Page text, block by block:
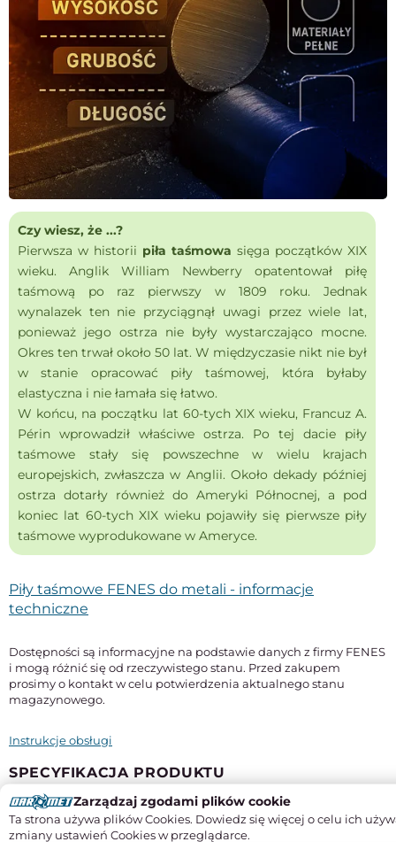
Czy wiesz, że ...?
Pierwsza w historii piła taśmowa sięga początków XIX
wieku. Anglik William Newberry opatentował piłę
taśmową po raz pierwszy w 1809 roku. Jednak
wynalazek ten nie przyciągnął uwagi przez wiele lat,
ponieważ jego ostrza nie były wystarczająco mocne.
Okres ten trwał około 50 lat. W międzyczasie nikt nie był
w stanie opracować piły taśmowej, która byłaby
elastyczna i nie łamała się łatwo.
W końcu, na początku lat 60-tych XIX wieku, Francuz A.
Périn wprowadził właściwe ostrza. Po tej dacie piły
taśmowe stały się powszechne w wielu krajach
europejskich, zwłaszcza w Anglii. Około dekady później
ostrza dotarły również do Ameryki Północnej, a pod
koniec lat 60-tych XIX wieku pojawiły się pierwsze piły
taśmowe wyprodukowane w Ameryce.
Piły taśmowe FENES do metali - informacje
techniczne
Dostępności są informacyjne na podstawie danych z firmy FENES
i mogą różnić się od rzeczywistego stanu. Przed zakupem
prosimy o kontakt w celu potwierdzenia aktualnego stanu
magazynowego.
Instrukcje obsługi
SPECYFIKACJA PRODUKTU
Długość
2710 mm
Zarządzaj zgodami plików cookie
Ta strona używa plików Cookies. Dowiedz się więcej o celu ich
zmiany ustawień Cookies w przeglądarce.